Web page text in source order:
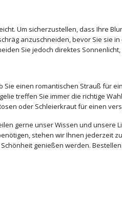
Um sicherzustellen, dass Ihre
anzuschneiden, bevor Sie sie
Sie jedoch direktes
Sie einen romantischen Strauß für
treffen Sie immer die richtige
oder Schleierkraut für einen
gerne unser Wissen und unsere
stehen wir Ihnen jederzeit
genießen werden.